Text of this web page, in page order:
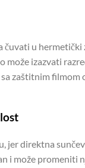
čuvati u
može izazvati
zaštitnim
jer direktna
i može promeniti